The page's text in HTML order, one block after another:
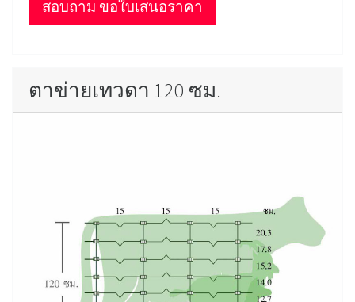
สอบถาม ขอใบเสนอราคา
ตาข่ายเทวดา 120 ซม.